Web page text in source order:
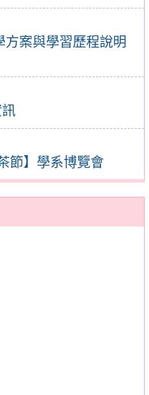
案與學習歷程說明
節】學系博覽會